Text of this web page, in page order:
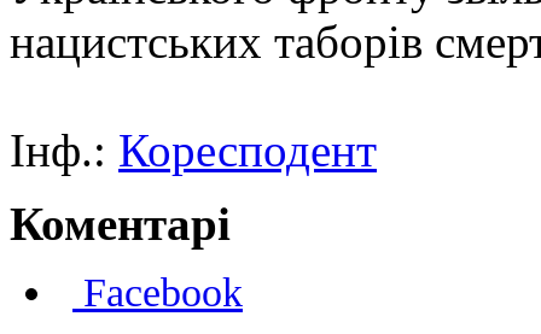
нацистських таборів
Інф.: Коресподент
Коментарі
Facebook